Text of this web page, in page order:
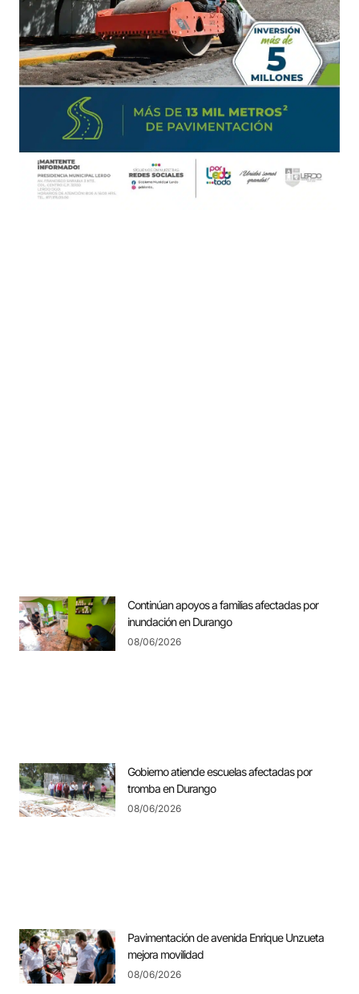
Continúan apoyos a familias afectadas por
inundación en Durango
08/06/2026
Gobierno atiende escuelas afectadas por
tromba en Durango
08/06/2026
Pavimentación de avenida Enrique Unzueta
mejora movilidad
08/06/2026